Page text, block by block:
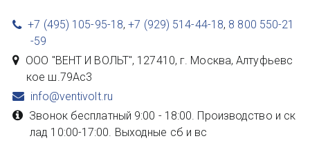
+7 (495) 105-95-18,+7 (929) 514-44-18, 8 800 550-21
-59
ООО "ВЕНТ И ВОЛЬТ", 127410, г. Москва,Алтуфьевс
кое ш.79Ас3
info@ventivolt.ru
Звонок бесплатный 9:00 - 18:00. Производство и ск
лад 10:00-17:00. Выходные сб и вс